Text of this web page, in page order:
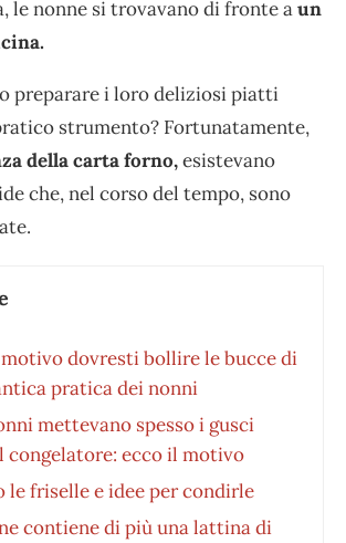
le nonne si trovavano di fronte aun
preparare i loro deliziosi piatti
strumento? Fortunatamente,
della carta forno,esistevano
che, nel corso del tempo, sono
motivo dovresti bollire le bucce di
pratica dei nonni
mettevano spesso i gusci
congelatore: ecco il motivo
le friselle e idee per condirle
contiene di più una lattina di